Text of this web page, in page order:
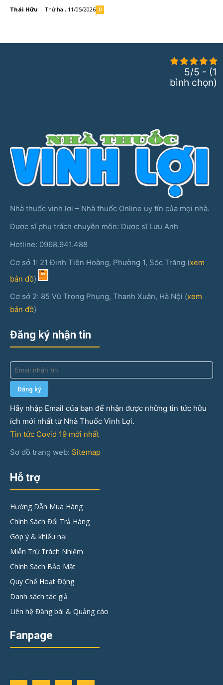
Thái Hữu - Thứ hai, 11/05/2026 0
5/5 - (1
bình chọn)
Nhà thuốc vinh lợi – Nhà thuốc Online uy tín của mọi nhà.
Dược sĩ phụ trách chuyên môn: Dược sĩ Lưu Anh
Hotline: 0968.941.488
Cơ sở 1: 21 Đinh Tiên Hoàng, Phường 1, Sóc Trăng (xem
bản đồ)
Cơ sở 2: 85 Vũ Trọng Phụng, Thanh Xuân, Hà Nội (xem
bản đồ)
Đăng ký nhận tin
Hãy nhập Email của bạn để nhận được những tin tức hữu
ích mới nhất từ Nhà Thuốc Vinh Lợi.
Tin tức Covid 19 mới nhất
Sơ đồ trang web: Sitemap
Hỗ trợ
Hướng Dẫn Mua Hàng
Chính Sách Đổi Trả Hàng
Góp ý & khiếu nại
Miễn Trừ Trách Nhiệm
Chính Sách Bảo Mật
Quy Chế Hoạt Động
Danh sách tác giả
Liên hệ Đăng bài & Quảng cáo
Fanpage